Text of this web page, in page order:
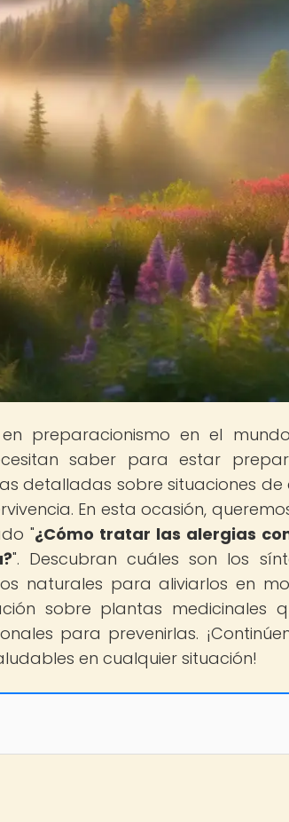
preparacionismo en el
saber para estar
detalladas sobre situaciones de
En esta ocasión,
"¿Cómo tratar las alergias
". Descubran cuáles son los
naturales para aliviarlos en
sobre plantas medicinales
para prevenirlas.
en cualquier situación!